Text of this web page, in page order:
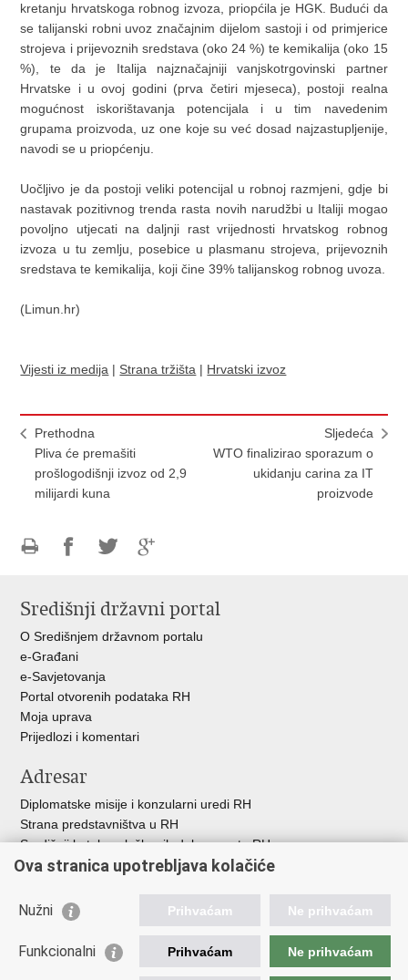
kretanju hrvatskoga robnog izvoza, priopćila je HGK. Budući da
se talijanski robni uvoz značajnim dijelom sastoji i od primjerice
strojeva i prijevoznih sredstava (oko 24 %) te kemikalija (oko 15
%), te da je Italija najznačajniji vanjskotrgovinski partner
Hrvatske i u ovoj godini (prva četiri mjeseca), postoji realna
mogućnost iskorištavanja potencijala i u tim navedenim
grupama proizvoda, uz one koje su već dosad najzastupljenije,
navodi se u priopćenju.
Uočljivo je da postoji veliki potencijal u robnoj razmjeni, gdje bi
nastavak pozitivnog trenda rasta novih narudžbi u Italiji mogao
povoljno utjecati na daljnji rast vrijednosti hrvatskog robnog
izvoza u tu zemlju, posebice u plasmanu strojeva, prijevoznih
sredstava te kemikalija, koji čine 39% talijanskog robnog uvoza.
(Limun.hr)
Vijesti iz medija | Strana tržišta | Hrvatski izvoz
Prethodna
Pliva će premašiti
prošlogodišnji izvoz od 2,9
milijardi kuna
Sljedeća
WTO finalizirao sporazum o
ukidanju carina za IT
proizvode
FacebookuTwitteruGoogle
Središnji državni portal
O Središnjem državnom portalu
e-Građani
e-Savjetovanja
Portal otvorenih podataka RH
Moja uprava
Prijedlozi i komentari
Adresar
Diplomatske misije i konzularni uredi RH
Strana predstavništva u RH
Središnji katalog službenih dokumenata RH
Adresar tijela javne vlasti
Besplatni telefoni javne uprave
Korisne poveznice
Ova stranica upotrebljava kolačiće
Nužni Prihvaćam Ne prihvaćam
Funkcionalni Prihvaćam Ne prihvaćam